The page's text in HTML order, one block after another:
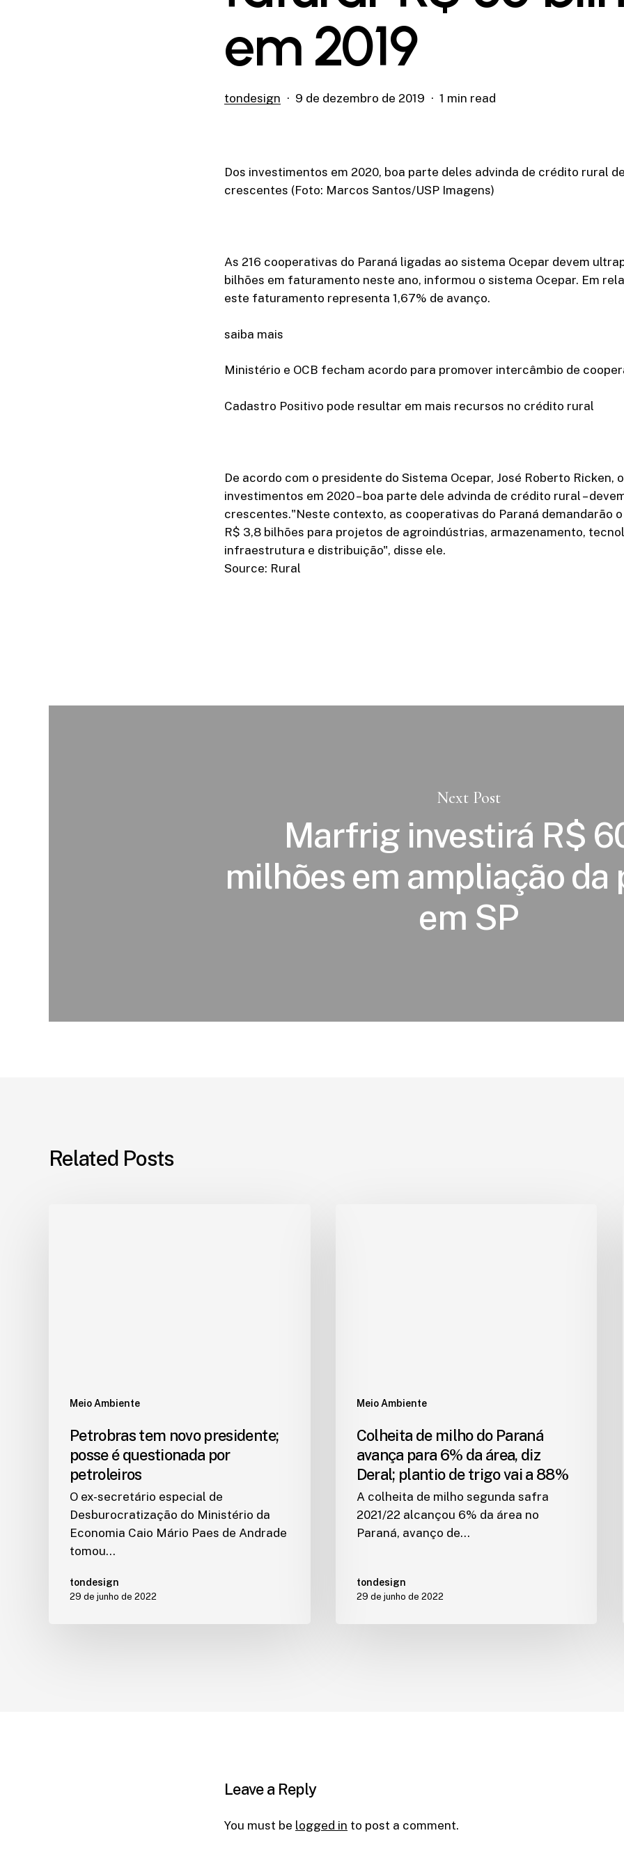
em 2019
tondesign 9 de dezembro de 2019 1 min read
Dos investimentos em 2020, boa parte deles advinda de crédito rural
crescentes (Foto: Marcos Santos/USP Imagens)
As 216 cooperativas do Paraná ligadas ao sistema Ocepar devem
bilhões em faturamento neste ano, informou o sistema Ocepar. Em
este faturamento representa 1,67% de avanço.
saiba mais
Ministério e OCB fecham acordo para promover intercâmbio de
Cadastro Positivo pode resultar em mais recursos no crédito rural
De acordo com o presidente do Sistema Ocepar, José Roberto Ricken,
investimentos em 2020 – boa parte dele advinda de crédito rural –
crescentes."Neste contexto, as cooperativas do Paraná demandarão
R$ 3,8 bilhões para projetos de agroindústrias, armazenamento,
infraestrutura e distribuição", disse ele.
Source: Rural
Next Post
Marfrig investirá R$
milhões em ampliação da
em SP
Related Posts
Meio Ambiente
Petrobras tem novo presidente;
posse é questionada por
petroleiros
O ex-secretário especial de
Desburocratização do Ministério da
Economia Caio Mário Paes de Andrade
tomou…
tondesign
29 de junho de 2022
Meio Ambiente
Colheita de milho do Paraná
avança para 6% da área, diz
Deral; plantio de trigo vai a 88%
A colheita de milho segunda safra
2021/22 alcançou 6% da área no
Paraná, avanço de…
tondesign
29 de junho de 2022
Leave a Reply
You must be logged in to post a comment.